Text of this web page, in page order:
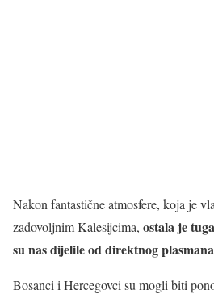
Nakon fantastične atmosfere, koja je
zadovoljnim Kalesijcima, ostala je
su nas dijelile od direktnog
Bosanci i Hercegovci su mogli biti